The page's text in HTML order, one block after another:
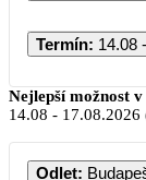
Termín: 14.08
PO
Nejlepší možnost
14.08 - 17.08.2026
Odlet: